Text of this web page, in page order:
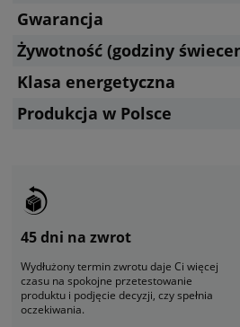
Gwarancja
Żywotność (godziny
Klasa energetyczna
Produkcja w Polsce
45 dni na zwrot
Wydłużony termin zwrotu daje Ci więcej
czasu na spokojne przetestowanie
produktu i podjęcie decyzji, czy spełnia
oczekiwania.